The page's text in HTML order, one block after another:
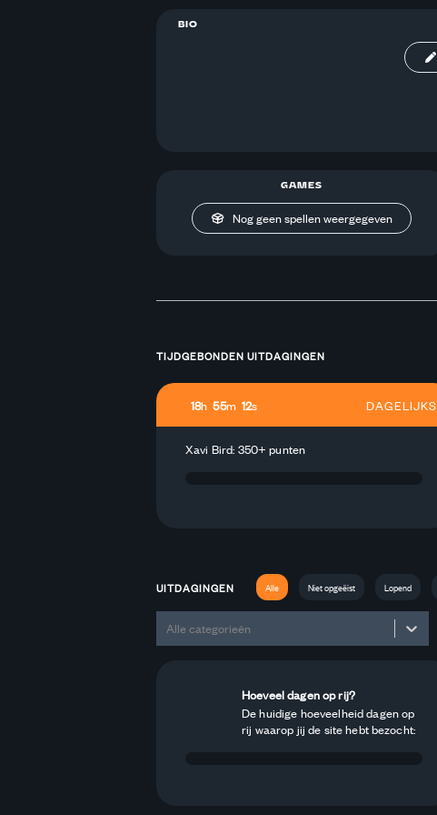
BIO
GAMES
Nog geen spellen weergegeven
TIJDGEBONDEN UITDAGINGEN
18h 55m 12s DAGELIJKS
Xavi Bird: 350+ punten
UITDAGINGEN Alle Niet opgeëist Lopend
Alle categorieën
Hoeveel dagen op rij?
De huidige hoeveelheid dagen op
rij waarop jij de site hebt bezocht: